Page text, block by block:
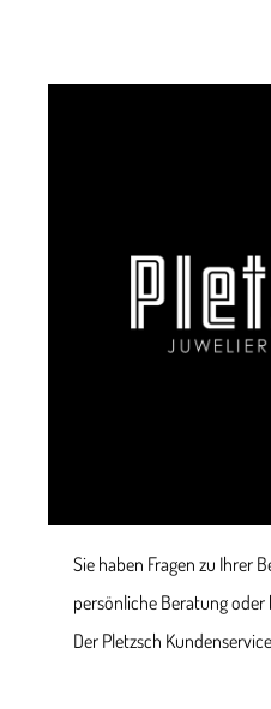
Sie haben Fragen zu Ihrer
persönliche Beratung
Der Pletzsch